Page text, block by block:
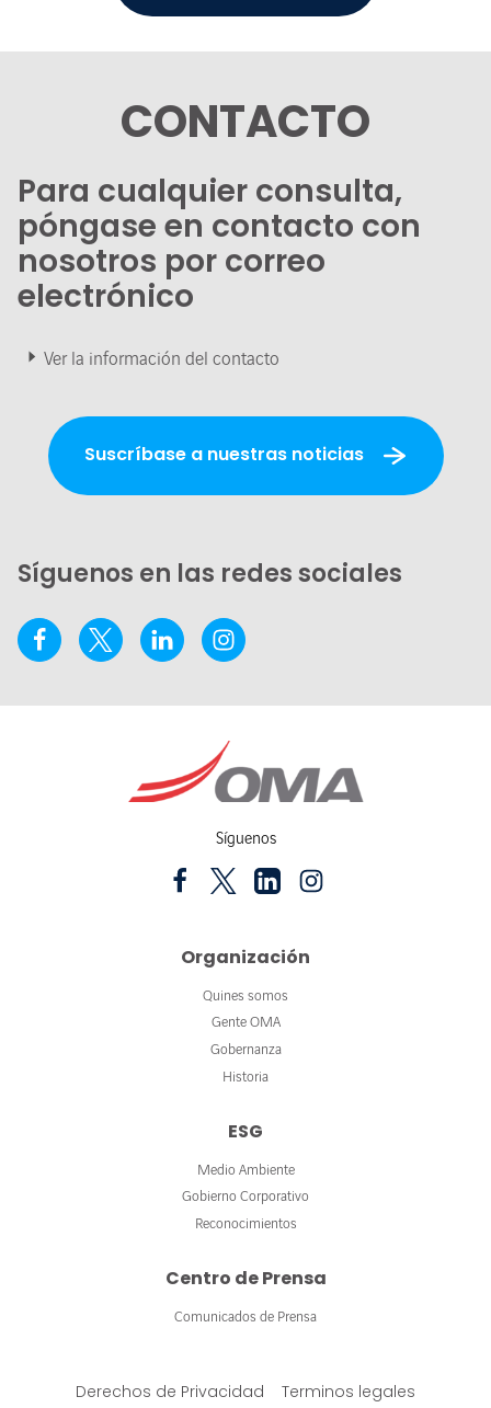
CONTACTO
Para cualquier consulta,
póngase en contacto con
nosotros por correo
electrónico
Ver la información del contacto
Suscríbase a nuestras noticias
Síguenos en las redes sociales
Síguenos
Organización
Quines somos
Gente OMA
Gobernanza
Historia
ESG
Medio Ambiente
Gobierno Corporativo
Reconocimientos
Centro de Prensa
Comunicados de Prensa
Derechos de Privacidad Terminos legales